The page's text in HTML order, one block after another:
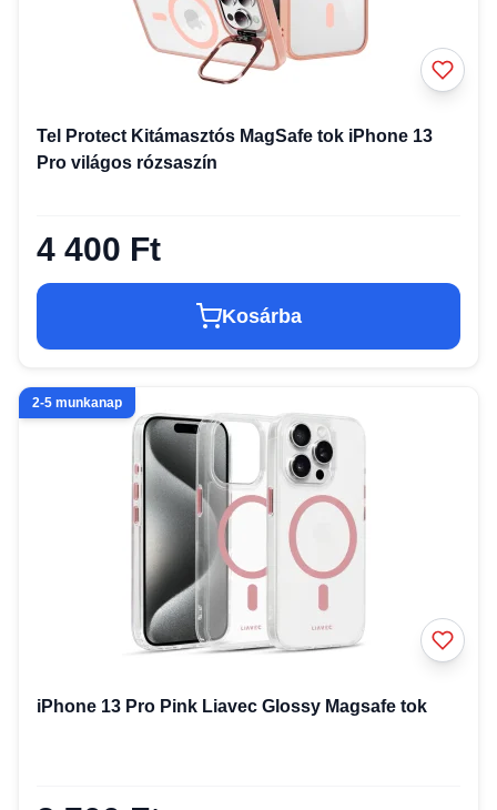
Tel Protect Kitámasztós MagSafe tok iPhone 13
Pro világos rózsaszín
4 400 Ft
Kosárba
2-5 munkanap
iPhone 13 Pro Pink Liavec Glossy Magsafe tok